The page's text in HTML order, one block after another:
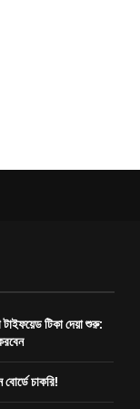
টিকা দেয়া শুরু:
বোর্ডে চাকরি!